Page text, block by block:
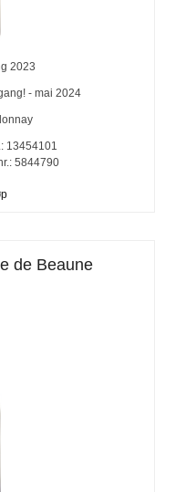
2023
- mai 2024
13454101
5844790
de Beaune